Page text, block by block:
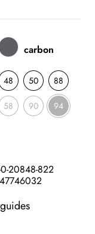
carbon
48 50 88
58 90 94
20848-822